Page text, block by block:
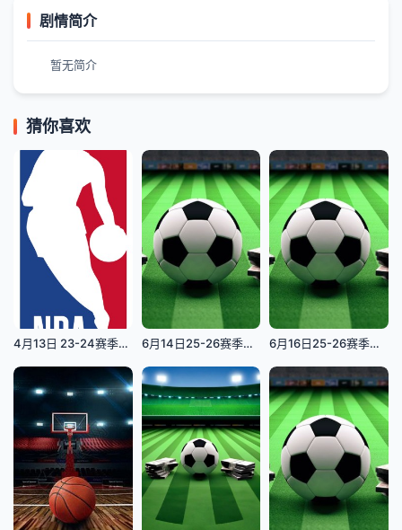
剧情简介
暂无简介
猜你喜欢
4月13日 23-24赛季NBA常规赛 步行者VS骑士 6月14日25-26赛季世界杯小组赛 卡塔尔VS瑞士 6月16日25-26赛季世界杯小组赛 比利时VS埃及